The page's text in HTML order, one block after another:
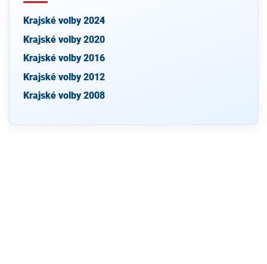
Krajské volby 2024
Krajské volby 2020
Krajské volby 2016
Krajské volby 2012
Krajské volby 2008